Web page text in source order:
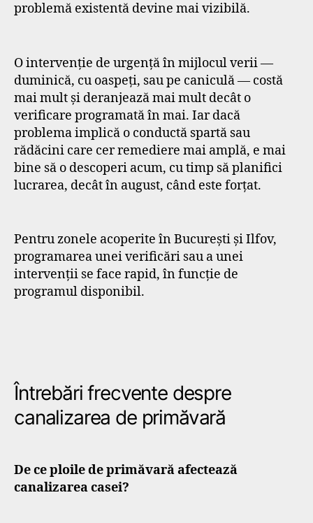
problemă existentă devine mai vizibilă.
O intervenție de urgență în mijlocul verii —
duminică, cu oaspeți, sau pe caniculă — costă
mai mult și deranjează mai mult decât o
verificare programată în mai. Iar dacă
problema implică o conductă spartă sau
rădăcini care cer remediere mai amplă, e mai
bine să o descoperi acum, cu timp să planifici
lucrarea, decât în august, când este forțat.
Pentru zonele acoperite în București și Ilfov,
programarea unei verificări sau a unei
intervenții se face rapid, în funcție de
programul disponibil.
Întrebări frecvente despre
canalizarea de primăvară
De ce ploile de primăvară afectează
canalizarea casei?